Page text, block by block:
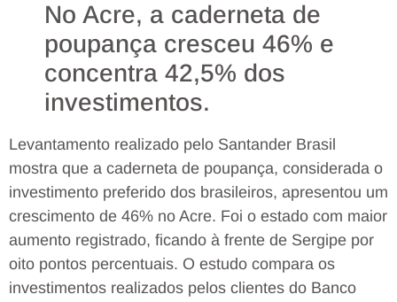
No Acre, a caderneta de
poupança cresceu 46% e
concentra 42,5% dos
investimentos.
Levantamento realizado pelo Santander Brasil
mostra que a caderneta de poupança, considerada o
investimento preferido dos brasileiros, apresentou um
crescimento de 46% no Acre. Foi o estado com maior
aumento registrado, ficando à frente de Sergipe por
oito pontos percentuais. O estudo compara os
investimentos realizados pelos clientes do Banco